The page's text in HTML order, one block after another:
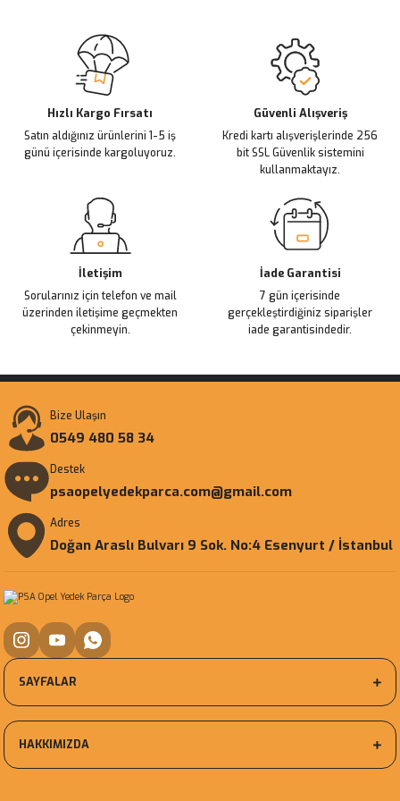
Ürün resmi kalitesiz, bozuk veya görüntülenemiyor.
Ürün açıklamasında eksik bilgiler bulunuyor.
Ürün bilgilerinde hatalar bulunuyor.
Ürün fiyatı diğer sitelerden daha pahalı.
Bu ürüne benzer farklı alternatifler olmalı.
Hızlı Kargo Fırsatı
Satın aldığınız ürünlerini 1-5 iş
günü içerisinde kargoluyoruz.
Güvenli Alışveriş
Kredi kartı alışverişlerinde 256
bit SSL Güvenlik sistemini
kullanmaktayız.
İletişim
Sorularınız için telefon ve mail
üzerinden iletişime geçmekten
çekinmeyin.
İade Garantisi
7 gün içerisinde
gerçekleştirdiğiniz siparişler
iade garantisindedir.
Bize Ulaşın
0549 480 58 34
Destek
psaopelyedekparca.com@gmail.com
Adres
Doğan Araslı Bulvarı 9 Sok. No:4 Esenyurt / İstanbul
SAYFALAR
HAKKIMIZDA